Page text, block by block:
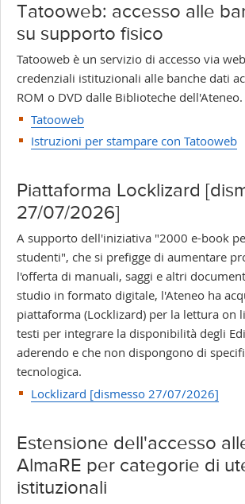
Tatooweb: accesso alle
su supporto fisico
Tatooweb è un servizio di accesso via
credenziali istituzionali alle banche dati
ROM o DVD dalle Biblioteche dell'Ateneo.
Tatooweb
Istruzioni per stampare con Tatooweb
Piattaforma Locklizard
27/07/2026]
A supporto dell'iniziativa "2000 e-book
studenti", che si prefigge di aumentare
l'offerta di manuali, saggi e altri
studio in formato digitale, l'Ateneo ha
piattaforma (Locklizard) per la lettura on
testi per integrare la disponibilità degli
aderendo e che non dispongono di
tecnologica.
Locklizard [dismesso 27/07/2026]
Estensione dell'accesso
AlmaRE per categorie di
istituzionali